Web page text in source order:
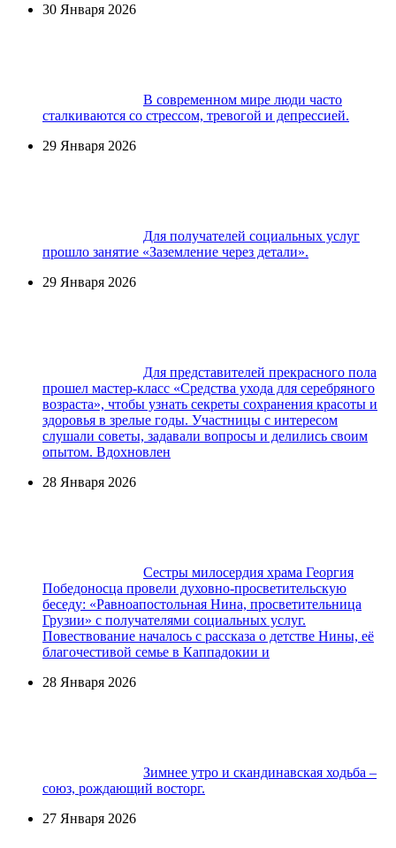
30 Января 2026
В современном мире люди часто
сталкиваются со стрессом, тревогой и депрессией.
29 Января 2026
Для получателей социальных услуг
прошло занятие «Заземление через детали».
29 Января 2026
Для представителей прекрасного пола
прошел мастер-класс «Средства ухода для серебряного
возраста», чтобы узнать секреты сохранения красоты и
здоровья в зрелые годы. Участницы с интересом
слушали советы, задавали вопросы и делились своим
опытом. Вдохновлен
28 Января 2026
Сестры милосердия храма Георгия
Победоносца провели духовно-просветительскую
беседу: «Равноапостольная Нина, просветительница
Грузии» с получателями социальных услуг.
Повествование началось с рассказа о детстве Нины, её
благочестивой семье в Каппадокии и
28 Января 2026
Зимнее утро и скандинавская ходьба –
союз, рождающий восторг.
27 Января 2026